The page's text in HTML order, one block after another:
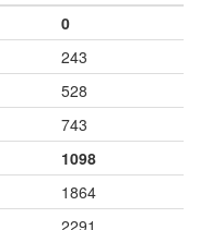
0
243
528
743
1098
1864
2291